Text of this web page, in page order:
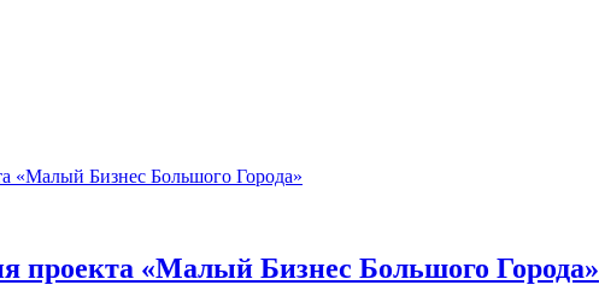
проекта «Малый Бизнес Большого Города»